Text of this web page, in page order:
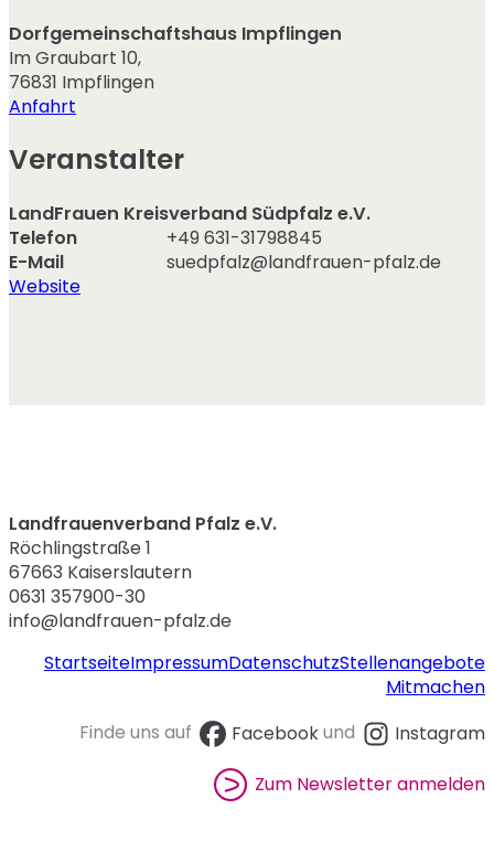
Dorfgemeinschaftshaus Impflingen
Im Graubart 10,
76831 Impflingen
Anfahrt
Veranstalter
LandFrauen Kreisverband Südpfalz e.V.
Telefon
+49 631-31798845
E-Mail
suedpfalz@landfrauen-pfalz.de
Website
Landfrauenverband Pfalz e.V.
Röchlingstraße 1
67663 Kaiserslautern
0631 357900-30
info@landfrauen-pfalz.de
StartseiteImpressumDatenschutzStellenangebote
Mitmachen
Finde uns auf
Facebookund
Instagram
Zum Newsletter anmelden